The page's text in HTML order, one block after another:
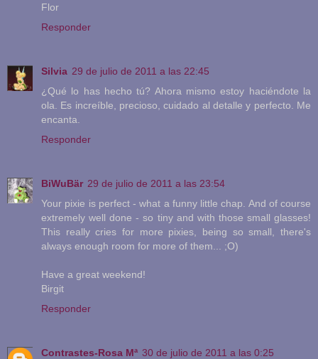
Flor
Responder
Silvia 29 de julio de 2011 a las 22:45
¿Qué lo has hecho tú? Ahora mismo estoy haciéndote la
ola. Es increíble, precioso, cuidado al detalle y perfecto. Me
encanta.
Responder
BiWuBär 29 de julio de 2011 a las 23:54
Your pixie is perfect - what a funny little chap. And of course
extremely well done - so tiny and with those small glasses!
This really cries for more pixies, being so small, there's
always enough room for more of them... ;O)
Have a great weekend!
Birgit
Responder
Contrastes-Rosa Mª 30 de julio de 2011 a las 0:25